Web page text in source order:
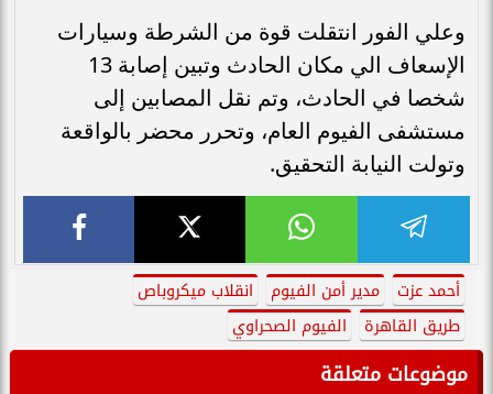
وعلي الفور انتقلت قوة من الشرطة وسيارات
الإسعاف الي مكان الحادث وتبين إصابة 13
شخصا في الحادث، وتم نقل المصابين إلى
مستشفى الفيوم العام، وتحرر محضر بالواقعة
وتولت النيابة التحقيق.
أحمد عزت مدير أمن الفيوم
انقلاب ميكروباص
طريق القاهرة
الفيوم الصحراوي
موضوعات متعلقة